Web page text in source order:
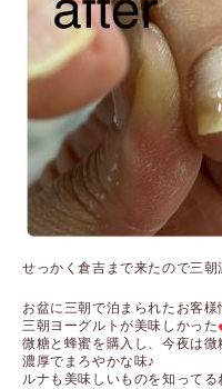
せっかく倉吉まで来たので三朝
お盆に三朝で泊まられたお客
三朝ヨーグルトが美味しかった
微糖と蜂蜜を購入し、今夜は微
濃厚でまろやかな味♪
ルナも美味しいものを知ってる